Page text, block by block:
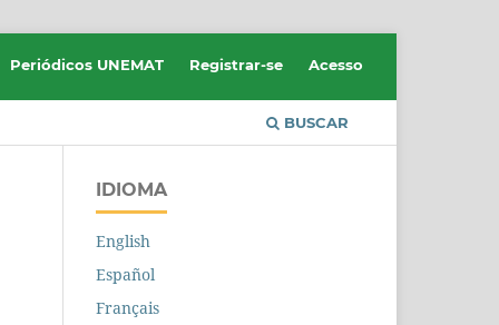
BUSCAR
Periódicos UNEMAT Registrar-se Acesso
IDIOMA
English
Español
Français